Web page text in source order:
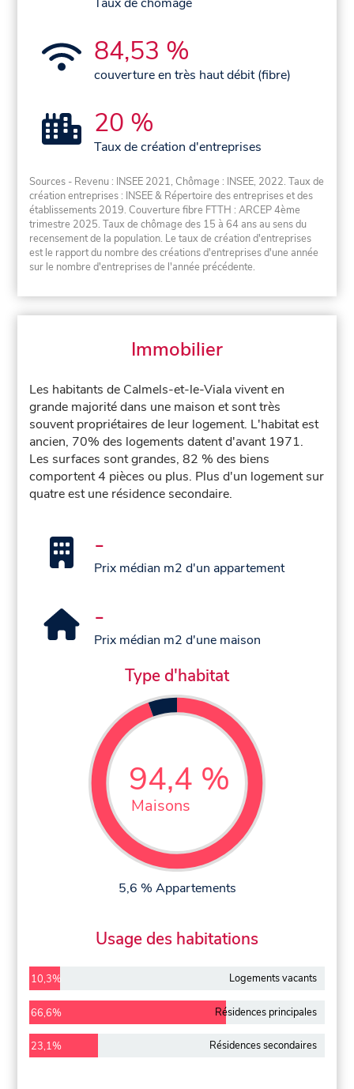
84,53 %
couverture en très haut débit (fibre)
20 %
Taux de création d'entreprises
Sources - Revenu : INSEE 2021, Chômage : INSEE, 2022. Taux de
création entreprises : INSEE & Répertoire des entreprises et des
établissements 2019. Couverture fibre FTTH : ARCEP 4ème
trimestre 2025. Taux de chômage des 15 à 64 ans au sens du
recensement de la population. Le taux de création d'entreprises
est le rapport du nombre des créations d'entreprises d'une année
sur le nombre d'entreprises de l'année précédente.
Immobilier
Les habitants de Calmels-et-le-Viala vivent en
grande majorité dans une maison et sont très
souvent propriétaires de leur logement. L'habitat est
ancien, 70% des logements datent d'avant 1971.
Les surfaces sont grandes, 82 % des biens
comportent 4 pièces ou plus. Plus d'un logement sur
quatre est une résidence secondaire.
-
Prix médian m2 d'un appartement
-
Prix médian m2 d'une maison
Type d'habitat
94,4 %
Maisons
5,6 % Appartements
Usage des habitations
10,3% Logements vacants
66,6% Résidences principales
23,1% Résidences secondaires